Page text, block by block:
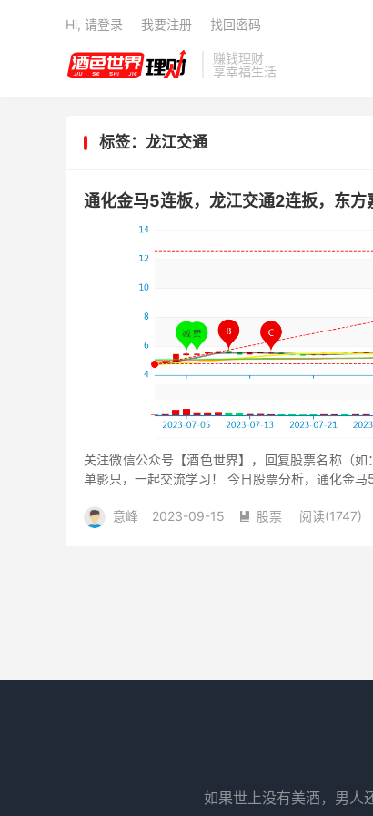
赚钱理财
享幸福生活
Hi, 请登录 我要注册 找回密码
标签：龙江交通
通化金马5连板，龙江交通2连扳，东方
关注微信公众号【酒色世界】，回复股票名称（
单影只，一起交流学习！ 今日股票分析，通化金
意峰 2023-09-15  股票 阅读(1747)
如果世上没有美酒，男人